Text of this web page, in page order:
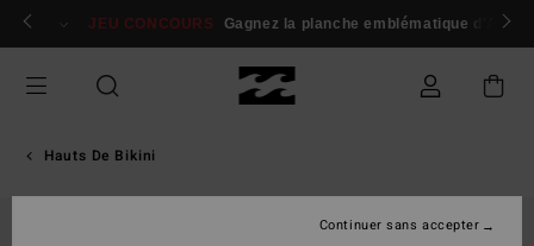
Passer
Se connecter / s'inscrire
JEU CONCOURS Gagnez la planche emblématique d'Andy
Hauts De Bikini
Continuer sans accepter